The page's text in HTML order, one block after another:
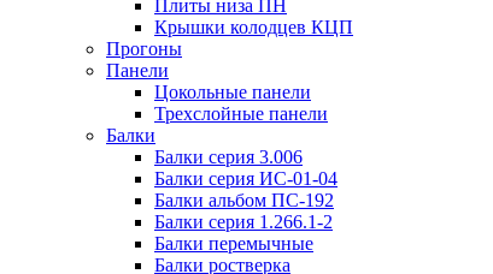
Плиты низа ПН
Крышки колодцев КЦП
Прогоны
Панели
Цокольные панели
Трехслойные панели
Балки
Балки серия 3.006
Балки серия ИС-01-04
Балки альбом ПС-192
Балки серия 1.266.1-2
Балки перемычные
Балки ростверка